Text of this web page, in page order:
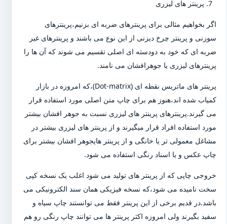
پرینتر های لیزری
اگر بخواهیم مثالی برای پرینترهای ضربه ای بزنیم،پرینترهای
سوزنی و پرینتر چرخ دیزنی از این نوع می باشند و پرینترهای غیر
ضربه ای که خود به دودسته ای اصلی تقسیم می شوند که آن ها را
پرینترهای لیزری یا جوهرافشان می نامند.
پرینتر های ماتریس نقطه ای (Dot-matrix)،که امروزه در بازار
کمیاب شده اند،هنوز هم برای چاپ متن اصلی مورد استفاده قرار
می گیرند.پرینترهای پرینتر های لیزری نسبت به جوهر افشان بیشتر
مورد استفاده افراد قرار میگیرند و از پرینتر های لیزری بیشتر در
مشاغل معمولی تر یا خانگی و از پرینتر هایجوهر افشان بیشتر برای
چاپ عکس و یا اسناد رنگی استفاده می شود.
خروجی چاپی که از پرینتر های تولید می شود اغلب یک نسخه کپی
سخت نامیده می شود،که نسخه فیزیکی همان سند الکترونیکی می
باشد.در قدیم برخی از این پرینتر فقط می توانستند چاپ سیاه و
سفید بگیرند ولی امروزه اکثر پرینتر ها می توانند چاپ رنگی رو هم